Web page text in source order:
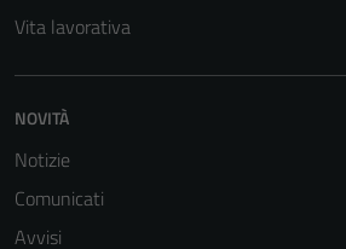
Vita lavorativa
NOVITÀ
Notizie
Comunicati
Avvisi